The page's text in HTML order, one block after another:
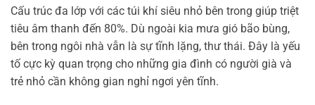
Cấu trúc đa lớp với các túi khí siêu nhỏ bên trong giúp triệt
tiêu âm thanh đến 80%. Dù ngoài kia mưa gió bão bùng,
bên trong ngôi nhà vẫn là sự tĩnh lặng, thư thái. Đây là yếu
tố cực kỳ quan trọng cho những gia đình có người già và
trẻ nhỏ cần không gian nghỉ ngơi yên tĩnh.